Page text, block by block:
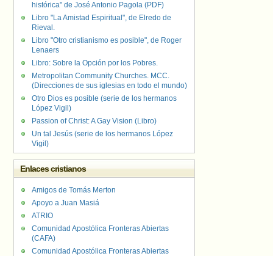
histórica" de José Antonio Pagola (PDF)
Libro "La Amistad Espiritual", de Elredo de
Rieval.
Libro "Otro cristianismo es posible", de Roger
Lenaers
Libro: Sobre la Opción por los Pobres.
Metropolitan Community Churches. MCC.
(Direcciones de sus iglesias en todo el mundo)
Otro Dios es posible (serie de los hermanos
López Vigil)
Passion of Christ: A Gay Vision (Libro)
Un tal Jesús (serie de los hermanos López
Vigil)
Enlaces cristianos
Amigos de Tomás Merton
Apoyo a Juan Masiá
ATRIO
Comunidad Apostólica Fronteras Abiertas
(CAFA)
Comunidad Apostólica Fronteras Abiertas